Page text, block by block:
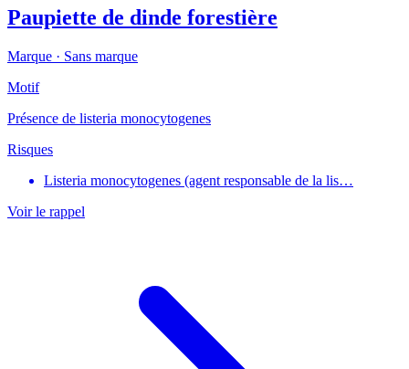
Paupiette de dinde forestière
Marque · Sans marque
Motif
Présence de listeria monocytogenes
Risques
Listeria monocytogenes (agent responsable de la lis…
Voir le rappel